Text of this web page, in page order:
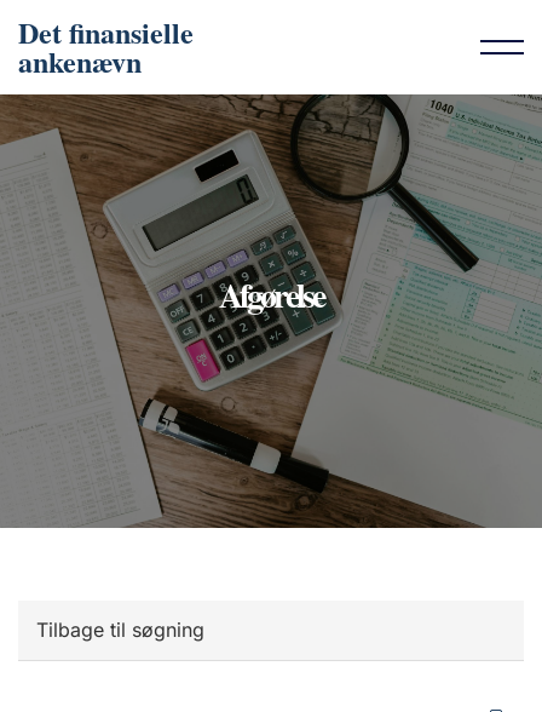
Det finansielle
ankenævn
Afgørelse
Tilbage til søgning